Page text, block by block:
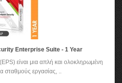
Enterprise Suite - 1 Year
είναι μια απλή και ολοκληρωμένη
σταθμούς εργασίας, ..